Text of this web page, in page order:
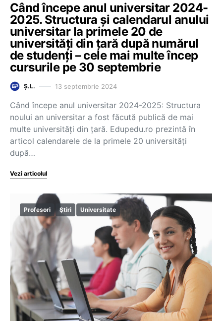
Când începe anul universitar 2024-
2025. Structura și calendarul anului
universitar la primele 20 de
universități din țară după numărul
de studenți – cele mai multe încep
cursurile pe 30 septembrie
Ș.L. 13 septembrie 2024
Când începe anul universitar 2024-2025: Structura
noului an universitar a fost făcută publică de mai
multe universități din țară. Edupedu.ro prezintă în
articol calendarele de la primele 20 universități
după…
Vezi articolul
Profesori Știri Universitate